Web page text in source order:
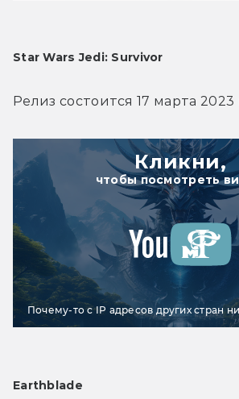
Star Wars Jedi: Survivor
Релиз состоится 17 марта 2023
Кликни,
чтобы посмотреть
Почему-то с IP адресов других стран
Earthblade